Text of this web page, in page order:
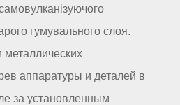
гумувального слоя.
аппаратуры и деталей в
за установленным